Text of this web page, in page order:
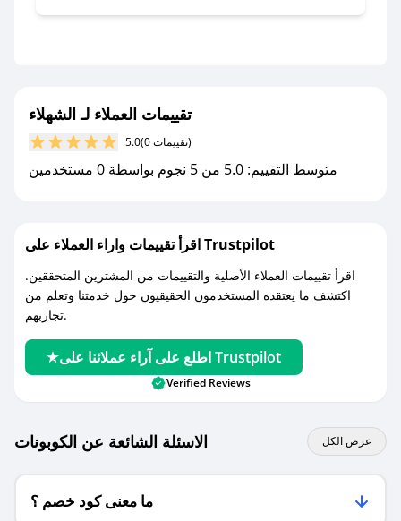
مع صحصح، تسوق بذكاء ووفّر على كل مشترياتك مع
تقييمات العملاء لـ الشهلاء
5.0 (0 تقييمات)
متوسط التقييم: 5.0 من 5 نجوم بواسطة 0 مستخدمين
اقرأ تقييمات واراء العملاء على Trustpilot
اقرأ تقييمات العملاء الأصلية والتقييمات من المشترين المتحققين.
اكتشف ما يعتقده المستخدمون الحقيقيون حول خدمتنا وتعلم من
تجاربهم.
اطلع على آراء عملائنا على Trustpilot
Verified Reviews
الاسئلة الشائعة عن الكوبونات عرض الكل
ما معنى كود خصم ؟